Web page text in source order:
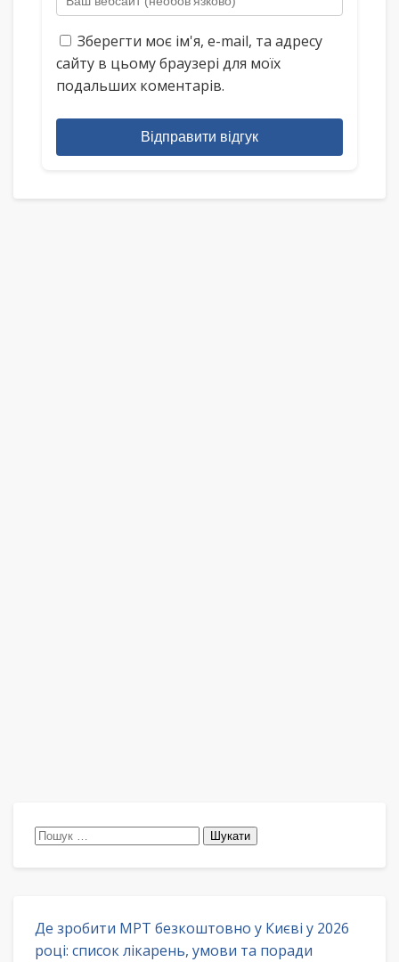
Зберегти моє ім'я, e-mail, та адресу
сайту в цьому браузері для моїх
подальших коментарів.
Відправити відгук
Пошук:
Де зробити МРТ безкоштовно у Києві у 2026
році: список лікарень, умови та поради